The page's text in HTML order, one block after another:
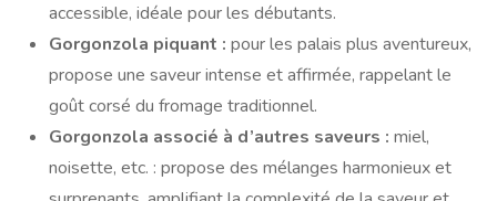
accessible, idéale pour les débutants.
Gorgonzola piquant : pour les palais plus aventureux,
propose une saveur intense et affirmée, rappelant le
goût corsé du fromage traditionnel.
Gorgonzola associé à d’autres saveurs : miel,
noisette, etc. : propose des mélanges harmonieux et